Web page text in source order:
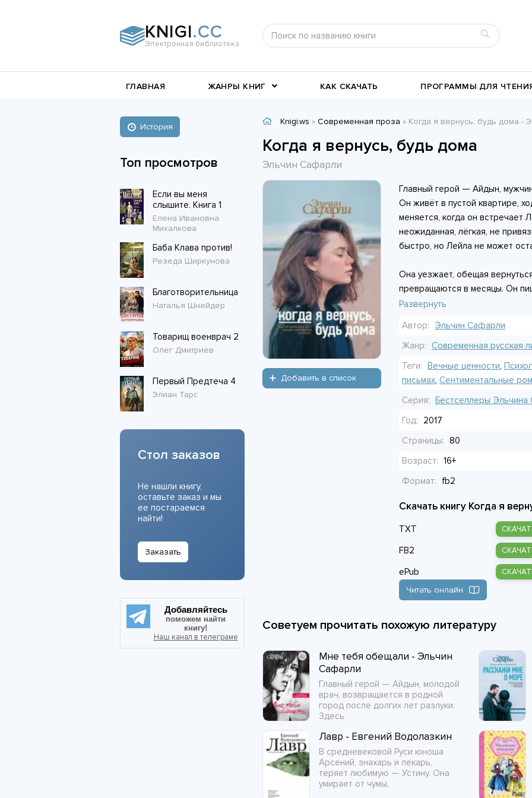
KNIGI.CC
Электронная библиотека
ГЛАВНАЯ ЖАНРЫ КНИГ
Книги о войне
Военное дело География, путевые заметки
Современные любовные
романы
Короткие любовные романы Классика жанра
КАК СКАЧАТЬ ПРОГРАММЫ ДЛЯ
Knigi.ws » Современная проза » Когда я вернусь, будь дома -
Когда я вернусь, будь дома
Эльчин Сафарли
Добавить в список
Главный герой — Айдын,
Он живёт в пустой квартире,
меняется, когда он встречает
неожиданная, лёгкая, не
быстро, но Лейла не может
Она уезжает, обещая
превращаются в месяцы. Он
отправляет. Время проходит,
Потом приходит известие:
Он продолжает ждать, живя в
тишине. Где каждый стук в
История о том, как любовь
человека и всё равно
Развернуть
Автор:
Эльчин Сафарли
Жанр: Современная русская
Теги: Вечные ценности,
письмах, Сентиментальные
Серия: Бестселлеры Эльчина
Год:
2017
Страницы: 80
Возраст: 16+
Формат:
fb2
Скачать книгу Когда я
TXT
FB2
ePub
Читать онлайн
Советуем прочитать похожую литературу
Мне тебя обещали - Эльчин
Сафарли
Главный герой — Айдын, молодой
врач, возвращается в родной
город после долгих лет разлуки.
Здесь
Лавр - Евгений Водолазкин
В средневековой Руси юноша
Арсений, знахарь и лекарь,
теряет любимую — Устину. Она
умирает от чумы,
История
Топ просмотров
Если вы меня
слышите. Книга 1
Елена Ивановна
Михалкова
Баба Клава против!
Резеда Ширкунова
Благотворительница
Наталья Шнейдер
Товарищ военврач 2
Олег Дмитриев
Первый Предтеча 4
Элиан Тарс
Стол заказов
Не нашли книгу,
оставьте заказ и мы
ее постараемся
найти!
Заказать
Добавляйтесь
поможем найти
книгу!
Наш канал в телеграме
Документальная